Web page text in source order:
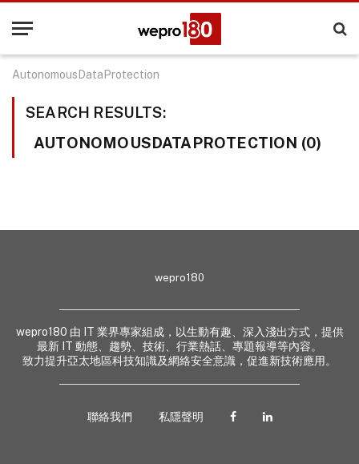
AutonomousDataProtection
SEARCH RESULTS:
AUTONOMOUSDATAPROTECTION (0)
wepro180
wepro180 由 IT 業界專家組成，以生動有趣、深入淺出方式，提供
最新 IT 動態、趨勢、技術、行業熱話、專題報導等內容。
致力提升亞太地區科技知識及網絡安全意識，促進新技術應用。
聯絡我們 私隱聲明